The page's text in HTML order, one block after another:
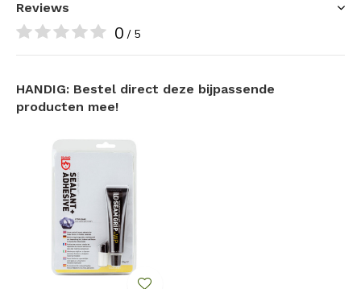
warm en droog blijft
Hardt uit tot een elastische, rubberen afdichting die
buigt en met de stof mee rekt zodat reparaties van
gaatjes en scheuren jarenlang meegaan
De sterke formule wordt niet beïnvloed door
De ideale set om beschadigingen en lekkages
onderweg op te lossen
Set zit in kleine case om alles bij elkaar te houden
Specificaties:
Inhoud: 7g tube seam sealer/lijm, transparante repair
Reviews
0 / 5
HANDIG: Bestel direct deze bijpassende
producten mee!